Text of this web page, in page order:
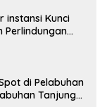
instansi Kunci
Perlindungan
di Pelabuhan
Tanjung